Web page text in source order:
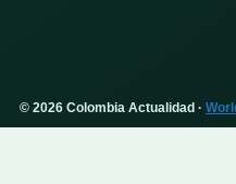
© 2026 Colombia Actualidad ·